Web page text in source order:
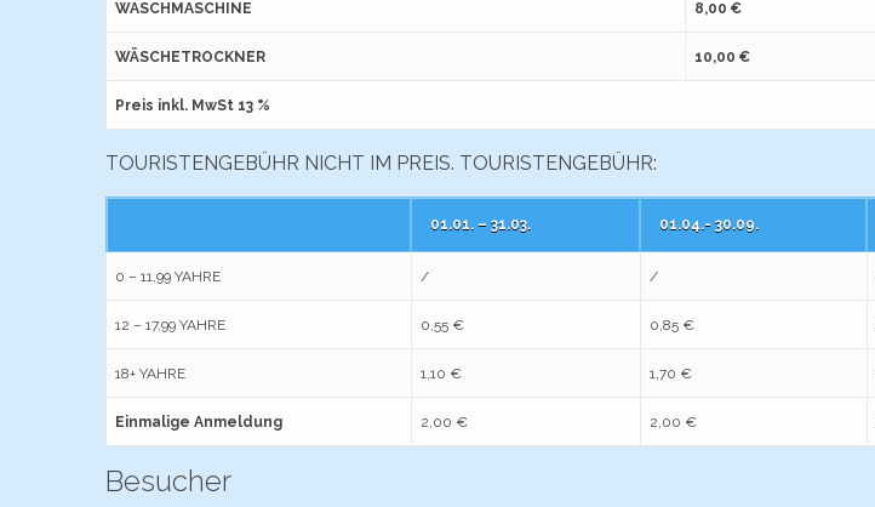
WASCHMASCHINE 8,00 €
WÄSCHETROCKNER 10,00 €
Preis inkl. MwSt 13 %
TOURISTENGEBÜHR NICHT IM PREIS. TOURISTENGEBÜHR:
01.01. – 31.03. 01.04.- 30.09.
0 – 11,99 YAHRE / /
12 – 17,99 YAHRE 0,55 € 0,85 €
18+ YAHRE 1,10 € 1,70 €
Einmalige Anmeldung 2,00 € 2,00 €
Besucher